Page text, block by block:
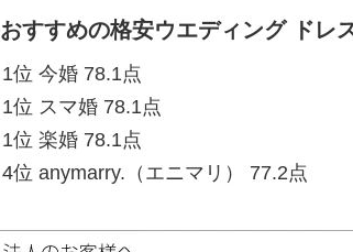
おすすめの格安ウエディング ドレ
1位 今婚 78.1点
1位 スマ婚 78.1点
1位 楽婚 78.1点
4位 anymarry.（エニマリ） 77.2点